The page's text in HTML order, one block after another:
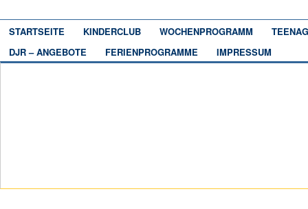
STARTSEITE KINDERCLUB WOCHENPROGRAMM
DJR – ANGEBOTE
FERIENPROGRAMME IMPRESSUM